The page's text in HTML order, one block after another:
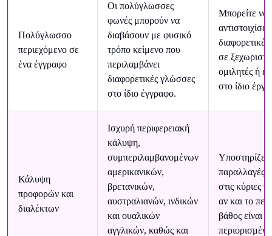
Πολύγλωσσο
περιεχόμενο σε
ένα έγγραφο
Οι πολύγλωσσες
φωνές μπορούν να
διαβάσουν με φυσικό
τρόπο κείμενο που
περιλαμβάνει
διαφορετικές γλώσσες
στο ίδιο έγγραφο.
Μπορείτε να
σε
ομιλητές ή
στο ίδιο έργο.
Κάλυψη
προφορών και
διαλέκτων
Ισχυρή περιφερειακή
κάλυψη,
συμπεριλαμβανομένων
αμερικανικών,
βρετανικών,
αυστραλιανών, ινδικών
και ουαλικών
αγγλικών, καθώς και
Υποστηρίζει
παραλλαγές
στις κύριες
αν και το
βάθος είναι